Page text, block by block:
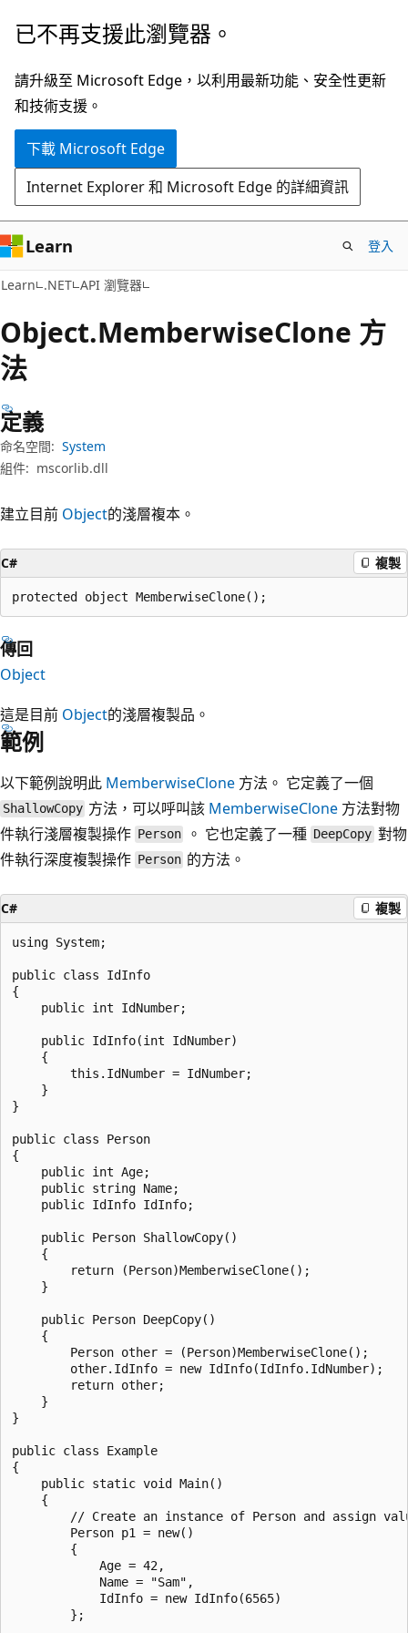
跳
主
要
內
跳
頁
面
內
覽
已不再支援此瀏覽器。
請升級至 Microsoft Edge，以利用最新功能、安全性更新
和技術支援。
下載 Microsoft Edge
Internet Explorer 和 Microsoft Edge 的詳細資訊
Learn 登入
Learn .NET API 瀏覽器
Object.MemberwiseClone 方
法
定義
命名空間: System
組件: mscorlib.dll
建立目前 Object的淺層複本。
C# 複製
protected object MemberwiseClone();
傳回
Object
這是目前 Object的淺層複製品。
範例
以下範例說明此 MemberwiseClone 方法。 它定義了一個
ShallowCopy 方法，可以呼叫該 MemberwiseClone 方法對物
件執行淺層複製操作 Person 。 它也定義了一種 DeepCopy 對物
件執行深度複製操作 Person 的方法。
C# 複製
using System;
public class IdInfo
{
    public int IdNumber;
    public IdInfo(int IdNumber)
    {
        this.IdNumber = IdNumber;
    }
}
public class Person
{
    public int Age;
    public string Name;
    public IdInfo IdInfo;
    public Person ShallowCopy()
    {
        return (Person)MemberwiseClone();
    }
    public Person DeepCopy()
    {
        Person other = (Person)MemberwiseClone();
        other.IdInfo = new IdInfo(IdInfo.IdNumber);
        return other;
    }
}
public class Example
{
    public static void Main()
    {
// Create an instance of Person and assign
        Person p1 = new()
        {
            Age = 42,
            Name = "Sam",
            IdInfo = new IdInfo(6565)
        };